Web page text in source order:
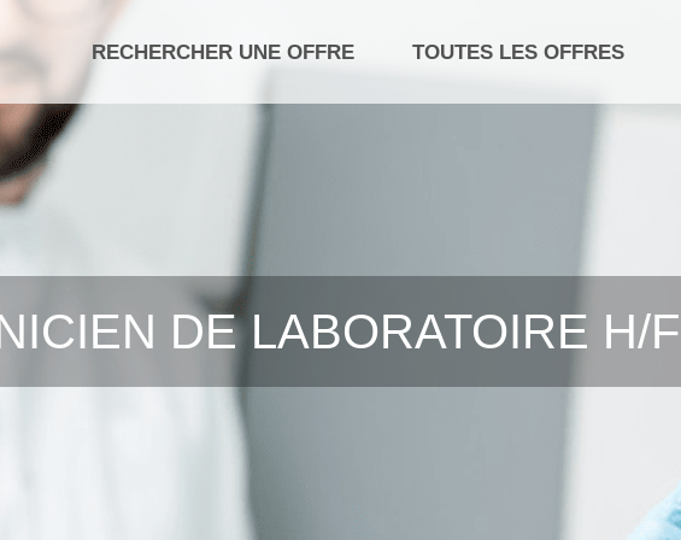
RECHERCHER UNE OFFRE TOUTES LES OFFRES
DE LABORATOIRE H/F